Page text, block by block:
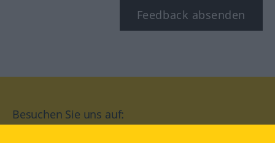
Feedback absenden
Besuchen Sie uns auf: